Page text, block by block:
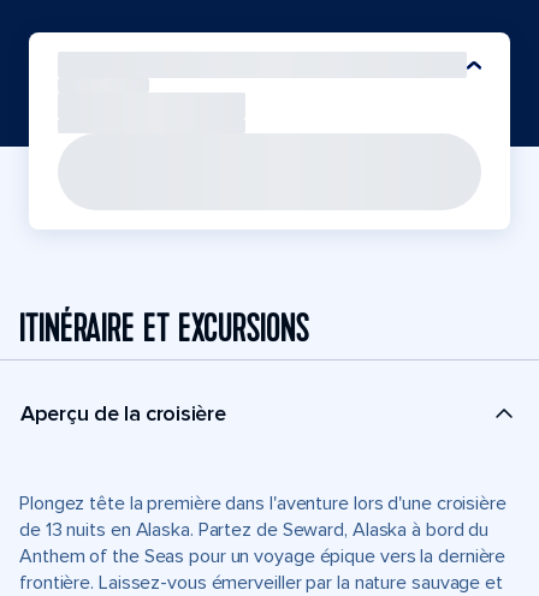
ITINÉRAIRE ET EXCURSIONS
Aperçu de la croisière
Plongez tête la première dans l'aventure lors d'une croisière
de 13 nuits en Alaska. Partez de Seward, Alaska à bord du
Anthem of the Seas pour un voyage épique vers la dernière
frontière. Laissez-vous émerveiller par la nature sauvage et